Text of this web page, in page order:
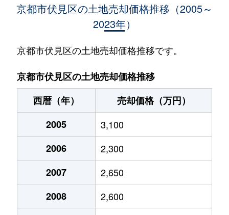
24,000万円
下鳥羽前田町
2,000万円
醍醐江奈志町
1,400万円
醍醐大畑町
2,000万円
小野(京都)
醍醐岸ノ上町
醍醐下山口町
醍醐新町裏町
醍醐辰己町
京都市伏見区の土地売却価格推移（2005～
2023年）
京都市伏見区の土地売却価格推移です。
京都市伏見区の土地売却価格推移
西暦（年）
売却価格（万円）
2005
3,100
2006
2,300
2007
2,650
2008
2,600